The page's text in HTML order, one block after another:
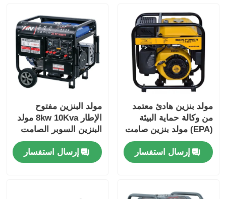
مولد بنزين هادئ معتمد
من وكالة حماية البيئة
(EPA) مولد بنزين صامت
3 كيلو واط 3.5 كيلو واط
إرسال استفسار
مولد البنزين مفتوح
الإطار 8kw 10Kva مولد
البنزين السوبر الصامت
للمنزل
إرسال استفسار